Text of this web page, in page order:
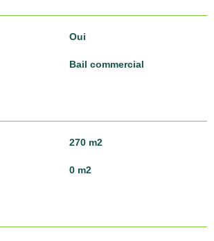
Oui
Bail commercial
270 m2
0 m2